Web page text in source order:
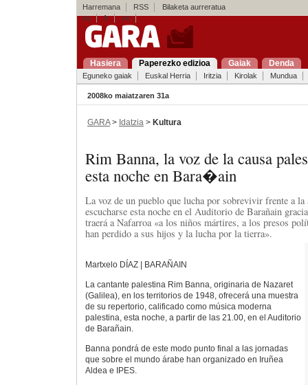
Harremana RSS
Bilaketa aurreratua
es
fr en
Hasiera Paperezko edizioa Gaiak Denda
Eguneko gaiak Euskal Herria Iritzia Kirolak Mundua
2008ko maiatzaren 31a
GARA> Idatzia > Kultura
Rim Banna, la voz de la causa
esta noche en Bara�ain
La voz de un pueblo que lucha por sobrevivir frente a
escucharse esta noche en el Auditorio de Barañain
traerá a Nafarroa «a los niños mártires, a los presos
han perdido a sus hijos y la lucha por la tierra».
Martxelo DÍAZ | BARAÑAIN
La cantante palestina Rim Banna, originaria de Nazaret
(Galilea), en los territorios de 1948, ofrecerá una muestra
de su repertorio, calificado como música moderna
palestina, esta noche, a partir de las 21.00, en el Auditorio
de Barañain.
Banna pondrá de este modo punto final a las jornadas
que sobre el mundo árabe han organizado en Iruñea
Aldea e IPES.